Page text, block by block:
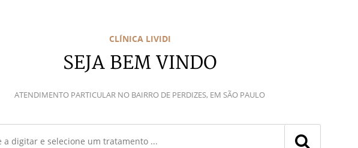
CLÍNICA LIVIDI
SEJA BEM VINDO
ATENDIMENTO PARTICULAR NO BAIRRO DE PERDIZES, EM SÃO PAULO